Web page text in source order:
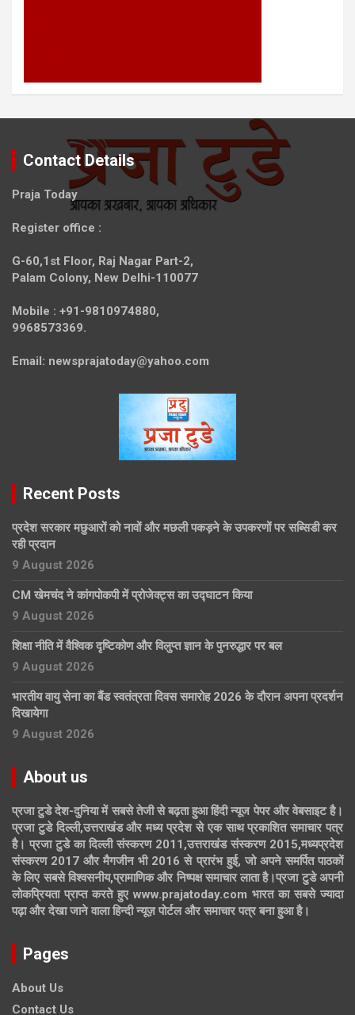
Contact Details
Praja Today
Register office :
G-60,1st Floor, Raj Nagar Part-2,
Palam Colony, New Delhi-110077
Mobile : +91-9810974880,
9968573369.
Email: newsprajatoday@yahoo.com
Recent Posts
प्रदेश सरकार मछुआरों को नावों और मछली पकड़ने के उपकरणों पर सब्सिडी कर
रही प्रदान
9 August 2026
CM खेमचंद ने कांगपोकपी में प्रोजेक्ट्स का उद्घाटन किया
9 August 2026
शिक्षा नीति में वैश्विक दृष्टिकोण और विलुप्त ज्ञान के पुनरुद्धार पर बल
9 August 2026
भारतीय वायु सेना का बैंड स्वतंत्रता दिवस समारोह 2026 के दौरान अपना प्रदर्शन
दिखायेगा
9 August 2026
About us
प्रजा टुडे देश-दुनिया में सबसे तेजी से बढ़ता हुआ हिंदी न्यूज पेपर और वेबसाइट है।
प्रजा टुडे दिल्ली,उत्तराखंड और मध्य प्रदेश से एक साथ प्रकाशित समाचार पत्र
है। प्रजा टुडे का दिल्ली संस्करण 2011,उत्तराखंड संस्करण 2015,मध्यप्रदेश
संस्करण 2017 और मैगजीन भी 2016 से प्रारंभ हुई, जो अपने समर्पित पाठकों
के लिए सबसे विश्वसनीय,प्रामाणिक और निष्पक्ष समाचार लाता है।प्रजा टुडे अपनी
लोकप्रियता प्राप्त करते हुए www.prajatoday.com भारत का सबसे ज्यादा
पढ़ा और देखा जाने वाला हिन्दी न्यूज़ पोर्टल और समाचार पत्र बना हुआ है।
Pages
About Us
Contact Us